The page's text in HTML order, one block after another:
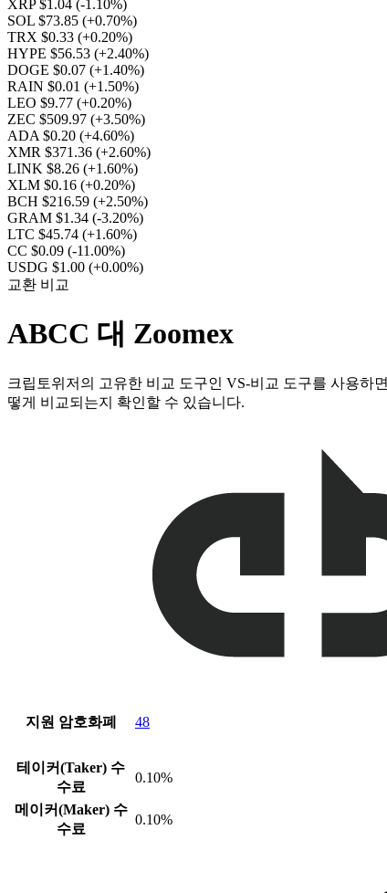
XRP $1.04 (-1.10%)
SOL $73.85 (+0.70%)
TRX $0.33 (+0.20%)
HYPE $56.53 (+2.40%)
DOGE $0.07 (+1.40%)
RAIN $0.01 (+1.50%)
LEO $9.77 (+0.20%)
ZEC $509.97 (+3.50%)
ADA $0.20 (+4.60%)
XMR $371.36 (+2.60%)
LINK $8.26 (+1.60%)
XLM $0.16 (+0.20%)
BCH $216.59 (+2.50%)
GRAM $1.34 (-3.20%)
LTC $45.74 (+1.60%)
CC $0.09 (-11.00%)
USDG $1.00 (+0.00%)
교환 비교
ABCC 대 Zoomex
크립토위저의 고유한 비교 도구인 VS-비교 도구를 사용하
떻게 비교되는지 확인할 수 있습니다.
지원 암호화폐 48
테이커(Taker) 수
수료
0.10%
메이커(Maker) 수
수료
0.10%